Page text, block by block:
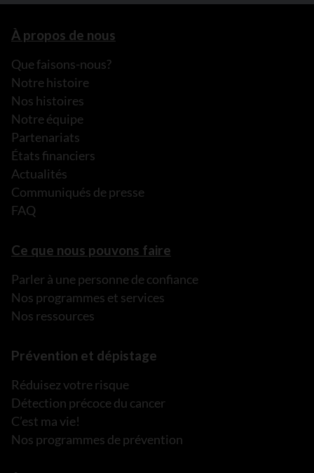
À propos de nous
Que faisons-nous?
Notre histoire
Nos histoires
Notre équipe
Partenariats
États financiers
Actualités
Communiqués de presse
FAQ
Ce que nous pouvons faire
Parler à une personne de confiance
Nos programmes et services
Nos ressources
Prévention et dépistage
Réduisez votre risque
Détection précoce du cancer
C’est ma vie!
Nos programmes de prévention